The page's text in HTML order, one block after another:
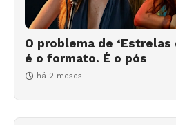
O problema de ‘Estrelas
é o formato. É o pós
há 2 meses